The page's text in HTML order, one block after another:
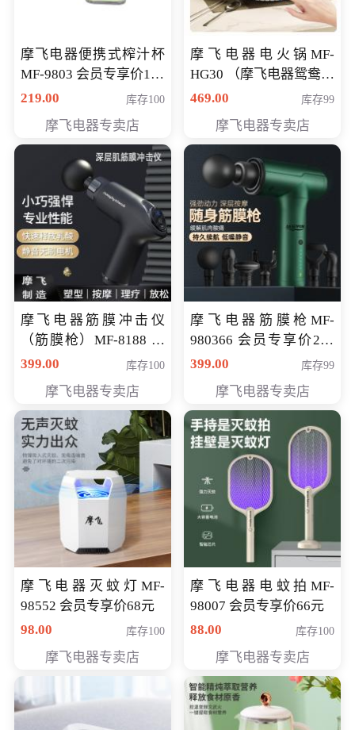
摩飞电器便携式榨汁杯
MF-9803 会员专享价138
元
219.00 库存100
摩飞电器专卖店
摩飞电器电火锅MF-
HG30 （摩飞电器鸳鸯锅
MF-HG30 ） 会员专享价
469.00 库存99
摩飞电器专卖店
摩飞电器筋膜冲击仪
（筋膜枪）MF-8188 会
员专享价268元
399.00 库存100
摩飞电器专卖店
摩飞电器筋膜枪MF-
980366 会员专享价299
元
399.00 库存99
摩飞电器专卖店
摩飞电器灭蚊灯MF-
98552 会员专享价68元
98.00
库存100
摩飞电器专卖店
摩飞电器电蚊拍MF-
98007 会员专享价66元
88.00
库存100
摩飞电器专卖店